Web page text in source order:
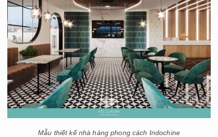
Mẫu thiết kế nhà hàng phong cách Indochine